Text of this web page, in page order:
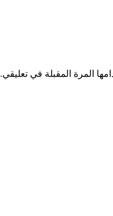
المرة المقبلة في تعليقي.